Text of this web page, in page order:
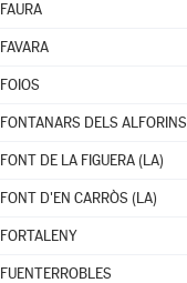
FAURA
FAVARA
FOIOS
FONTANARS DELS ALFORINS
FONT DE LA FIGUERA (LA)
FONT D'EN CARRÒS (LA)
FORTALENY
FUENTERROBLES